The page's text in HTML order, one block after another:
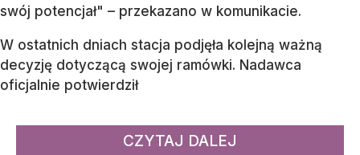
swój potencjał" – przekazano w komunikacie.
W ostatnich dniach stacja podjęła kolejną ważną
decyzję dotyczącą swojej ramówki. Nadawca
oficjalnie potwierdził
CZYTAJ DALEJ